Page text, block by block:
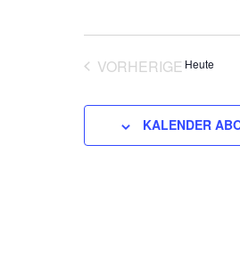
VORHERIGE Heute
KALENDER